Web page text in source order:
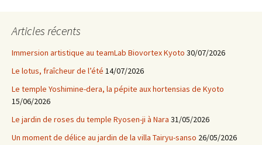
o
o
k
er
Articles récents
Immersion artistique au teamLab Biovortex Kyoto 30/07/2026
Le lotus, fraîcheur de l’été 14/07/2026
Le temple Yoshimine-dera, la pépite aux hortensias de Kyoto
15/06/2026
Le jardin de roses du temple Ryosen-ji à Nara 31/05/2026
Un moment de délice au jardin de la villa Tairyu-sanso 26/05/2026